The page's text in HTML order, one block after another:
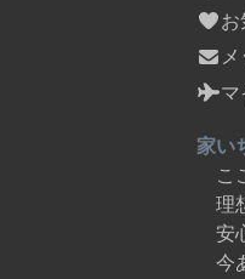
お
家い
こ
理
安
今